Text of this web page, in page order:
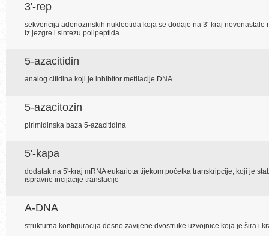
3'-rep
sekvencija adenozinskih nukleotida koja se dodaje na 3'-kraj novonastale
iz jezgre i sintezu polipeptida
5-azacitidin
analog citidina koji je inhibitor metilacije DNA
5-azacitozin
pirimidinska baza 5-azacitidina
5'-kapa
dodatak na 5'-kraj mRNA eukariota tijekom početka transkripcije, koji je
ispravne incijacije translacije
A-DNA
strukturna konfiguracija desno zavijene dvostruke uzvojnice koja je šira i